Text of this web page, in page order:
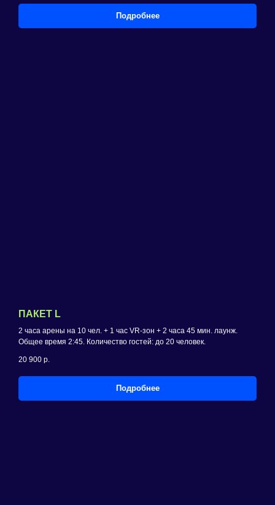
Подробнее
ПАКЕТ L
2 часа арены на 10 чел. + 1 час VR-зон + 2 часа 45 мин. лаунж.
Общее время 2:45. Количество гостей: до 20 человек.
20 900 р.
Подробнее